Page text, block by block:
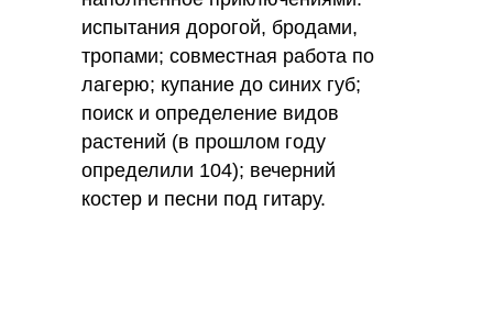
испытания дорогой, бродами,
тропами; совместная работа по
лагерю; купание до синих губ;
поиск и определение видов
растений (в прошлом году
определили 104); вечерний
костер и песни под гитару.